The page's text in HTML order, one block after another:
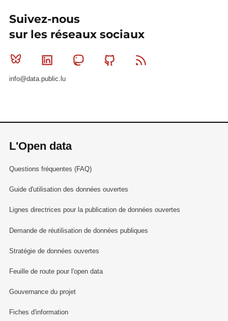
Suivez-nous
sur les réseaux sociaux
Bluesky Linkedin MastodonGithub
info@data.public.lu
L'Open data
Questions fréquentes (FAQ)
Guide d'utilisation des données ouvertes
Lignes directrices pour la publication de données ouvertes
Demande de réutilisation de données publiques
Stratégie de données ouvertes
Feuille de route pour l'open data
Gouvernance du projet
Fiches d'information